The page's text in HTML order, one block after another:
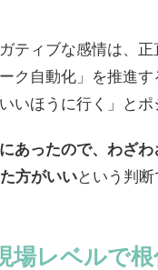
ティブな感情は、
ク自動化」を推進
いほうに行く」とポ
あったので、わざ
方がいいという判断
場レベルで